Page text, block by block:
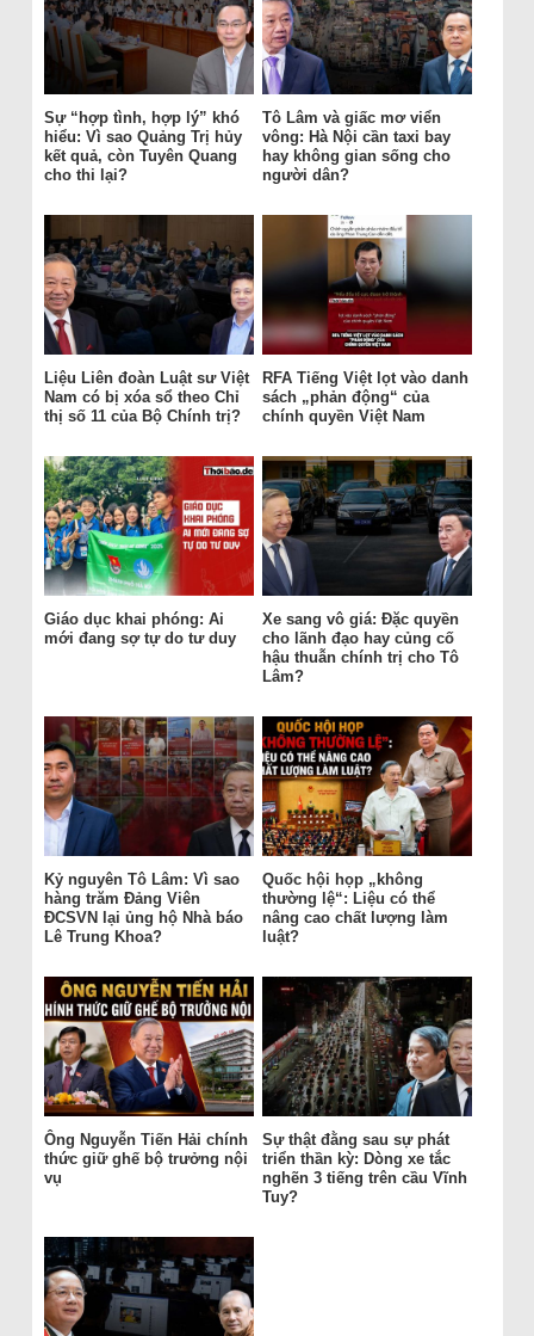
Sự “hợp tình, hợp lý” khó
hiểu: Vì sao Quảng Trị hủy
kết quả, còn Tuyên Quang
cho thi lại?
Tô Lâm và giấc mơ viển
vông: Hà Nội cần taxi bay
hay không gian sống cho
người dân?
Liệu Liên đoàn Luật sư Việt
Nam có bị xóa sổ theo Chỉ
thị số 11 của Bộ Chính trị?
RFA Tiếng Việt lọt vào danh
sách „phản động“ của
chính quyền Việt Nam
Giáo dục khai phóng: Ai
mới đang sợ tự do tư duy
Xe sang vô giá: Đặc quyền
cho lãnh đạo hay củng cố
hậu thuẫn chính trị cho Tô
Lâm?
Kỷ nguyên Tô Lâm: Vì sao
hàng trăm Đảng Viên
ĐCSVN lại ủng hộ Nhà báo
Lê Trung Khoa?
Quốc hội họp „không
thường lệ“: Liệu có thể
nâng cao chất lượng làm
luật?
Ông Nguyễn Tiến Hải chính
thức giữ ghế bộ trưởng nội
vụ
Sự thật đằng sau sự phát
triển thần kỳ: Dòng xe tắc
nghẽn 3 tiếng trên cầu Vĩnh
Tuy?